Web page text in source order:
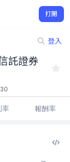
打開
登入
金 00952
託證券
率 報酬率